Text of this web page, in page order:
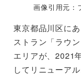
画像引用元：
東京都品川区に
ストラン「ラウ
エリアが、2021
してリニューア